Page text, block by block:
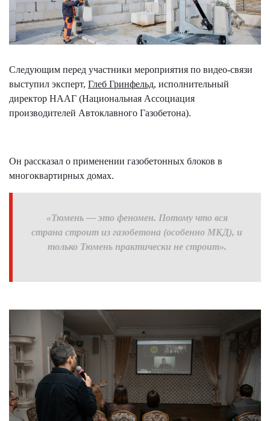
Следующим перед участники мероприятия по видео-связи
выступил эксперт, Глеб Гринфельд, исполнительный
директор НААГ (Национальная Ассоциация
производителей Автоклавного Газобетона).
Он рассказал о применении газобетонных блоков в
многоквартирных домах.
«Тюмень — это феномен. Потому что вся
страна строит из газобетона (особенно МКД), и
только Тюмень практически не строит».